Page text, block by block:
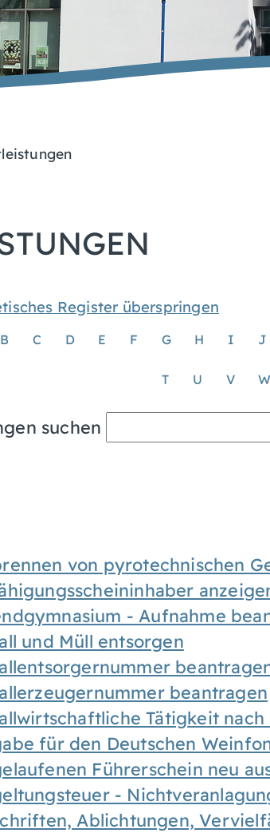
Register überspringen
B C D E F G H I J
T U V W
suchen
von pyrotechnischen
- Aufnahme
und Müll entsorgen
beantragen
Tätigkeit
für den Deutschen
Führerschein neu
-
Ablichtungen,